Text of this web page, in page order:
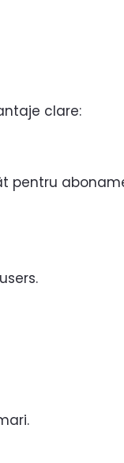
clare:
pentru